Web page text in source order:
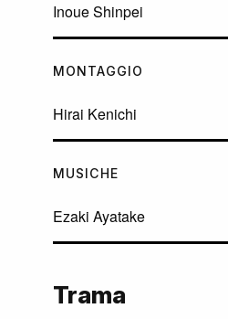
Inoue Shinpei
MONTAGGIO
Hirai Kenichi
MUSICHE
Ezaki Ayatake
Trama